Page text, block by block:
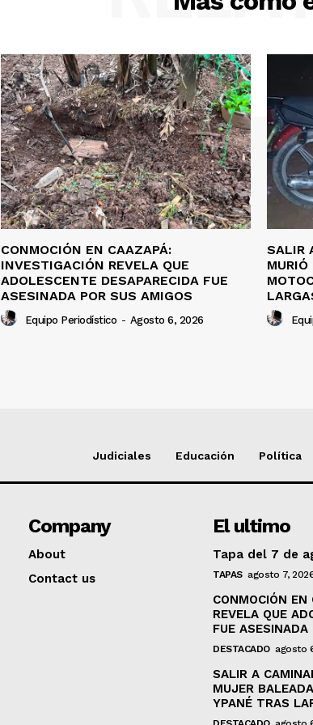
CONMOCIÓN EN CAAZAPÁ:
INVESTIGACIÓN REVELA QUE
ADOLESCENTE DESAPARECIDA FUE
ASESINADA POR SUS AMIGOS
Equipo Periodístico - Agosto 6, 2026
SALIR
Judiciales Educación Política
Company
About
Contact us
El ultimo
Tapa del 7 de
TAPAS agosto 7,
CONMOCIÓN
REVELA QUE
FUE
DESTACADO agosto
SALIR A
MUJER
YPANÉ TRAS